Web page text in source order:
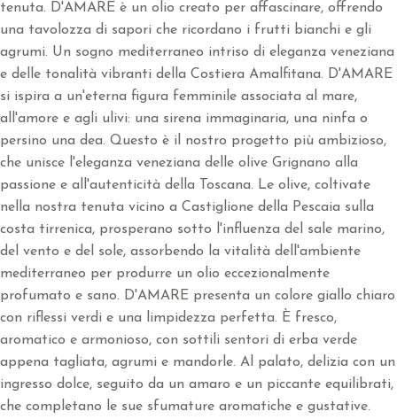
tenuta. D'AMARE è un olio creato per affascinare, offrendo
una tavolozza di sapori che ricordano i frutti bianchi e gli
agrumi. Un sogno mediterraneo intriso di eleganza veneziana
e delle tonalità vibranti della Costiera Amalfitana. D'AMARE
si ispira a un'eterna figura femminile associata al mare,
all'amore e agli ulivi: una sirena immaginaria, una ninfa o
persino una dea. Questo è il nostro progetto più ambizioso,
che unisce l'eleganza veneziana delle olive Grignano alla
passione e all'autenticità della Toscana. Le olive, coltivate
nella nostra tenuta vicino a Castiglione della Pescaia sulla
costa tirrenica, prosperano sotto l'influenza del sale marino,
del vento e del sole, assorbendo la vitalità dell'ambiente
mediterraneo per produrre un olio eccezionalmente
profumato e sano. D'AMARE presenta un colore giallo chiaro
con riflessi verdi e una limpidezza perfetta. È fresco,
aromatico e armonioso, con sottili sentori di erba verde
appena tagliata, agrumi e mandorle. Al palato, delizia con un
ingresso dolce, seguito da un amaro e un piccante equilibrati,
che completano le sue sfumature aromatiche e gustative.